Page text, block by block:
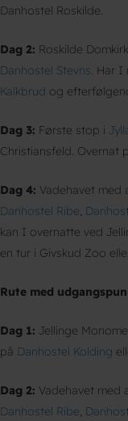
Danhostel Roskilde.
Dag 2: Roskilde
Danhostel Stevns . Har
Kalkbrud og
Dag 3: Første stop i
Christiansfeld. Overnat
Dag 4: Vadehavet med
Danhostel Ribe
kan I overnatte ved
en tur i Givskud Zoo
Rute med
Dag 1: Jellinge
på Danhostel Kolding
Dag 2: Vadehavet med
Danhostel Ribe